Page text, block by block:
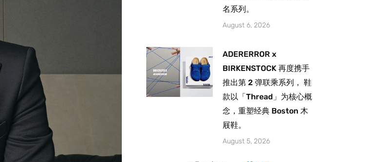
名系列。
August 6, 2026
ADERERROR x
BIRKENSTOCK 再度携手
推出第 2 弹联乘系列， 鞋
款以「Thread」为核心概
念，重塑经典 Boston 木
屐鞋。
August 5, 2026